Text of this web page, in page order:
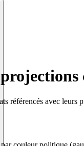
référencés avec leurs